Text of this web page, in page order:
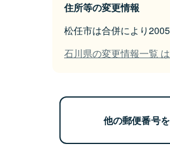
住所等の変更情報
松任市は合併により
石川県の変更情報一覧
他の郵便番号